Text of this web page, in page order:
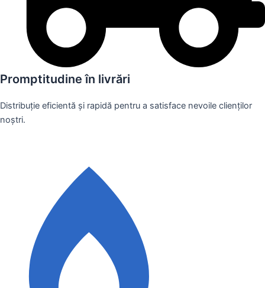
Promptitudine în livrări
Distribuție eficientă și rapidă pentru a satisface nevoile clienților
noștri.